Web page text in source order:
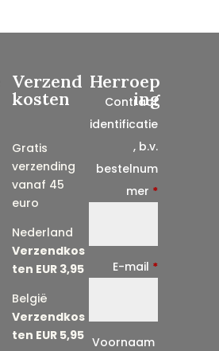
Verzend
kosten
Gratis
verzending
vanaf 45
euro
Nederland
Verzendkos
ten EUR 3,95
België
Verzendkos
ten EUR 5,95
Herroep
ing
Contract
identificatie
, b.v.
bestelnum
mer *
E-mail *
Voornaam